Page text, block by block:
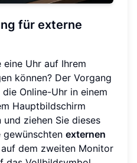
für externe
eine Uhr auf Ihrem
können? Der Vorgang
Online-Uhr in einem
Hauptbildschirm
ziehen Sie dieses
gewünschten externen
auf dem zweiten Monitor